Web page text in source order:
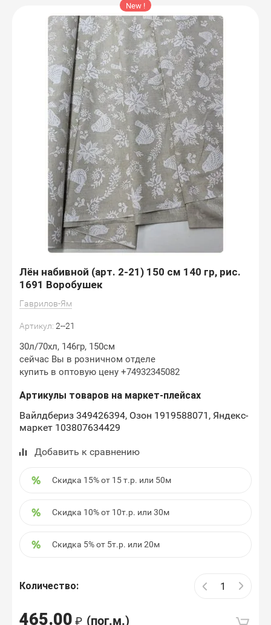
New !
Лён набивной (арт. 2-21) 150 см 140 гр, рис.
1691 Воробушек
Гаврилов-Ям
Артикул: 2--21
30л/70хл, 146гр, 150см
сейчас Вы в розничном отделе
купить в оптовую цену +74932345082
Артикулы товаров на маркет-плейсах
Вайлдбериз 349426394, Озон 1919588071, Яндекс-
маркет 103807634429
Добавить к сравнению
Скидка 15% от 15 т.р. или 50м
Скидка 10% от 10т.р. или 30м
Скидка 5% от 5т.р. или 20м
Количество:
465.00 (пог.м.)